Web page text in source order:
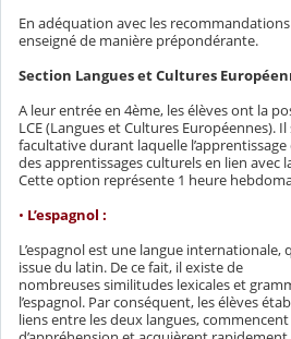
En adéquation avec les recommandations
enseigné de manière prépondérante.
Section Langues et Cultures
A leur entrée en 4ème, les élèves ont la
LCE (Langues et Cultures Européennes). Il
facultative durant laquelle l’apprentissage
des apprentissages culturels en lien avec
Cette option représente 1 heure
• L’espagnol :
L’espagnol est une langue internationale,
issue du latin. De ce fait, il existe de
nombreuses similitudes lexicales et
l’espagnol. Par conséquent, les élèves
liens entre les deux langues,